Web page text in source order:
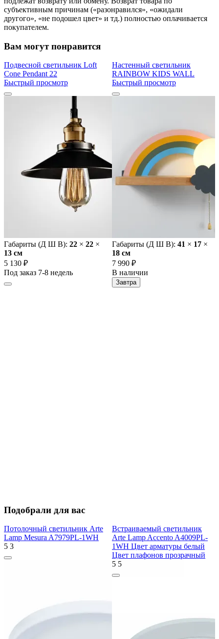
субъективным причинам («разонравился», «ожидали
другого», «не подошел цвет» и тд.) полностью оплачивается
покупателем.
Вам могут понравится
Подвесной светильник Loft
Cone Pendant 22
Быстрый просмотр
Габариты (Д Ш В): 22 × 22 ×
13 cм
5 130 ₽
Под заказ 7-8 недель
Настенный светильник
RAINBOW KIDS WALL
Быстрый просмотр
Габариты (Д Ш В): 41 × 17 ×
18 cм
7 990 ₽
В наличии
Завтра
Подобрали для вас
Потолочный светильник Arte
Lamp Mesura A7979PL-1WH
5 3
Встраиваемый светильник
Arte Lamp Accento A4009PL-
1WH Цвет арматуры белый
Цвет плафонов прозрачный
5 5